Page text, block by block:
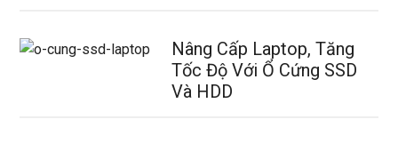
Nâng Cấp Laptop, Tăng
Tốc Độ Với Ổ Cứng SSD
Và HDD